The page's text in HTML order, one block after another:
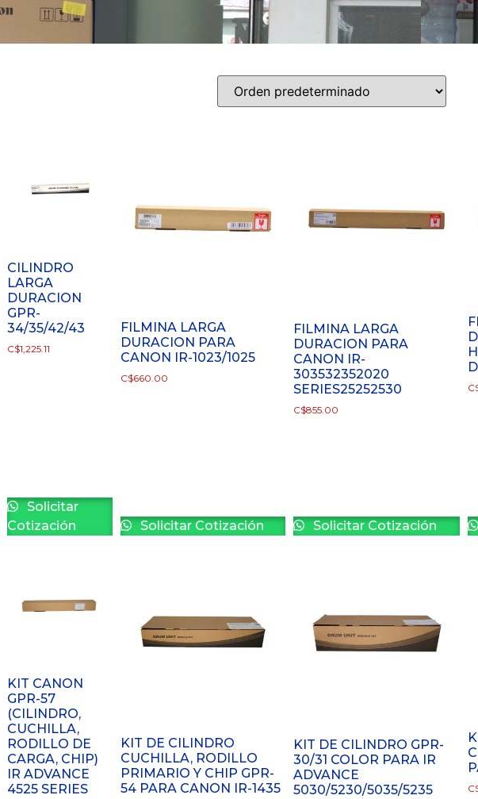
CILINDRO
LARGA
DURACION
GPR-
34/35/42/43
C$1,225.11
Solicitar
Cotización
FILMINA LARGA
DURACION PARA
CANON IR-1023/1025
C$660.00
Solicitar Cotización
FILMINA LARGA
DURACION PARA
CANON IR-
303532352020
SERIES25252530
C$855.00
Solicitar Cotización
KIT CANON
GPR-57
(CILINDRO,
CUCHILLA,
RODILLO DE
CARGA, CHIP)
IR ADVANCE
4525 SERIES
KIT DE CILINDRO
CUCHILLA, RODILLO
PRIMARIO Y CHIP GPR-
54 PARA CANON IR-1435
KIT DE CILINDRO GPR-
30/31 COLOR PARA IR
ADVANCE
5030/5230/5035/5235